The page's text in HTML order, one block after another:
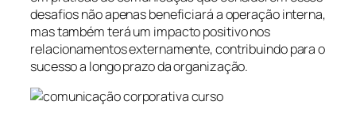
desafios não apenas beneficiará a operação interna,
mas também terá um impacto positivo nos
relacionamentos externamente, contribuindo para o
sucesso a longo prazo da organização.